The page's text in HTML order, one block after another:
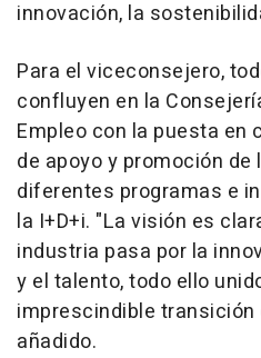
innovación, la
Para el viceconsejero,
confluyen en la
Empleo con la puesta en
de apoyo y promoción
diferentes programas e
la I+D+i. "La visión es
industria pasa por la
y el talento, todo ello
imprescindible transición
añadido.